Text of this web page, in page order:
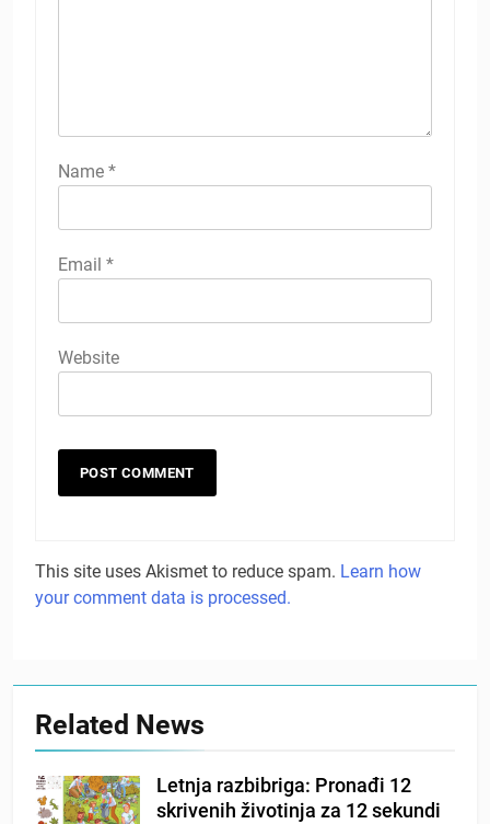
Name *
Email *
Website
This site uses Akismet to reduce spam. Learn how
your comment data is processed.
Related News
Letnja razbibriga: Pronađi 12
skrivenih životinja za 12 sekundi